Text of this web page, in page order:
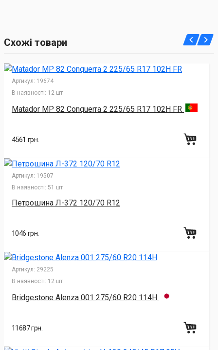
Схожі товари
Артикул: 19674
В наявності: 12 шт
Matador MP 82 Conquerra 2 225/65 R17 102H FR
4561 грн.
Артикул: 19507
В наявності: 51 шт
Петрошина Л-372 120/70 R12
1046 грн.
Артикул: 29225
В наявності: 12 шт
Bridgestone Alenza 001 275/60 R20 114H
11687 грн.